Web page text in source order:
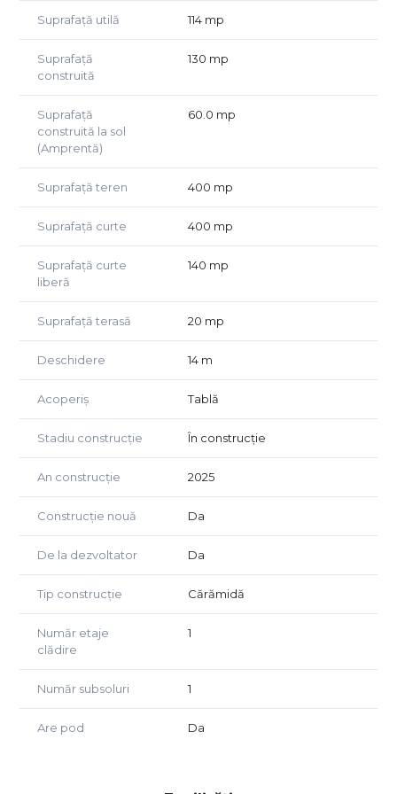
Suprafață utilă 114 mp
Suprafață
construită
130 mp
Suprafață
construită la sol
(Amprentă)
60.0 mp
Suprafață teren 400 mp
Suprafață curte 400 mp
Suprafață curte
liberă
140 mp
Suprafață terasă 20 mp
Deschidere 14 m
Acoperiș Tablă
Stadiu construcție În construcție
An construcție 2025
Construcție nouă Da
De la dezvoltator Da
Tip construcție Cărămidă
Număr etaje
clădire
1
Număr subsoluri 1
Are pod Da